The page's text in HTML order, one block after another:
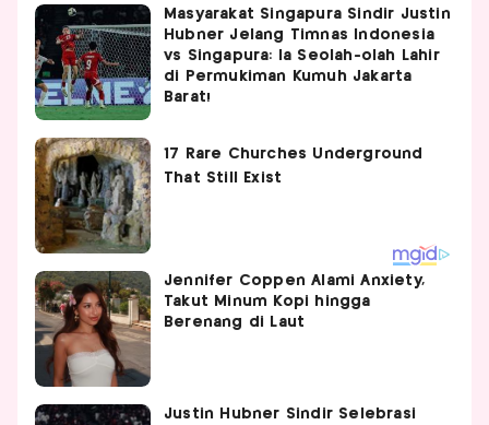
Masyarakat Singapura Sindir Justin
Hubner Jelang Timnas Indonesia
vs Singapura: Ia Seolah-olah Lahir
di Permukiman Kumuh Jakarta
Barat!
Jennifer Coppen Alami Anxiety,
Takut Minum Kopi hingga
Berenang di Laut
Justin Hubner Sindir Selebrasi